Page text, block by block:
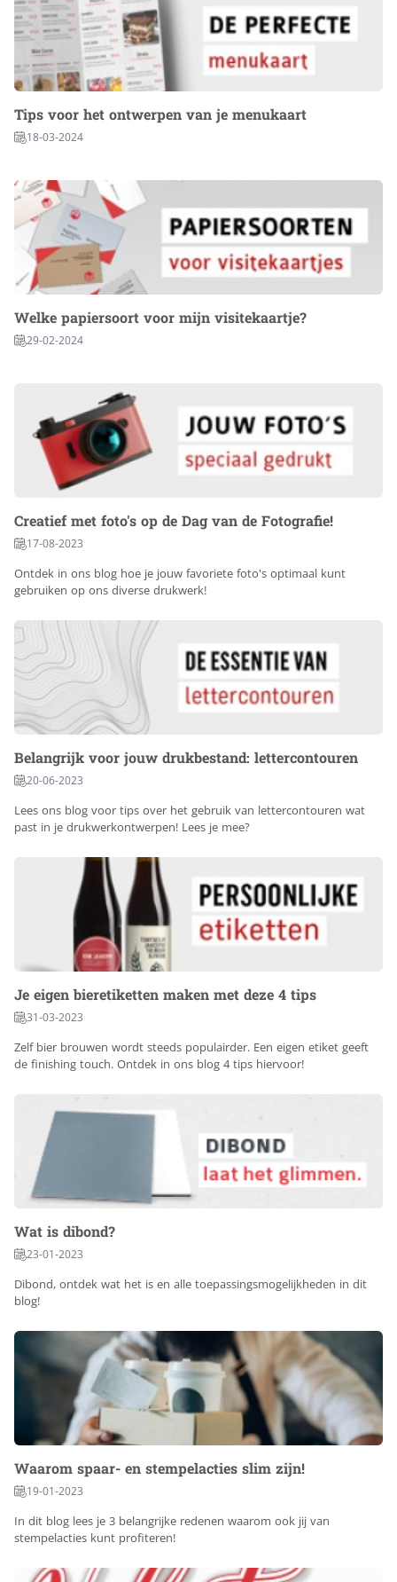
Tips voor het ontwerpen van je menukaart
18-03-2024
Welke papiersoort voor mijn visitekaartje?
29-02-2024
Creatief met foto's op de Dag van de Fotografie!
17-08-2023
Ontdek in ons blog hoe je jouw favoriete foto's optimaal kunt
gebruiken op ons diverse drukwerk!
Belangrijk voor jouw drukbestand: lettercontouren
20-06-2023
Lees ons blog voor tips over het gebruik van lettercontouren wat
past in je drukwerkontwerpen! Lees je mee?
Je eigen bieretiketten maken met deze 4 tips
31-03-2023
Zelf bier brouwen wordt steeds populairder. Een eigen etiket geeft
de finishing touch. Ontdek in ons blog 4 tips hiervoor!
Wat is dibond?
23-01-2023
Dibond, ontdek wat het is en alle toepassingsmogelijkheden in dit
blog!
Waarom spaar- en stempelacties slim zijn!
19-01-2023
In dit blog lees je 3 belangrijke redenen waarom ook jij van
stempelacties kunt profiteren!